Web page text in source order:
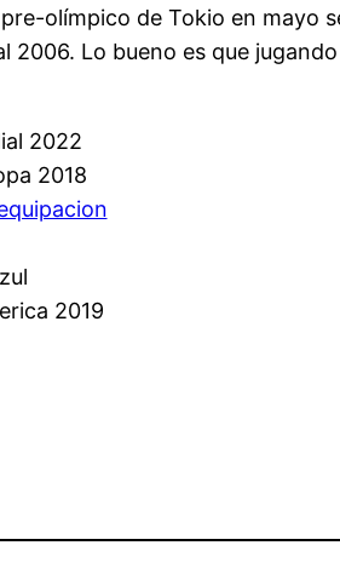
olímpico de Tokio en mayo
2006. Lo bueno es que